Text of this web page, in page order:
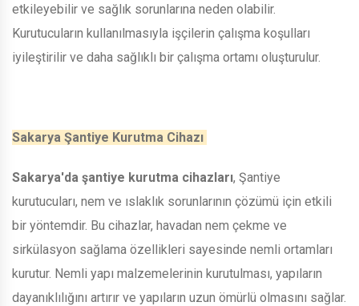
etkileyebilir ve sağlık sorunlarına neden olabilir.
Kurutucuların kullanılmasıyla işçilerin çalışma koşulları
iyileştirilir ve daha sağlıklı bir çalışma ortamı oluşturulur.
Sakarya Şantiye Kurutma Cihazı
Sakarya'da şantiye kurutma cihazları, Şantiye
kurutucuları, nem ve ıslaklık sorunlarının çözümü için etkili
bir yöntemdir. Bu cihazlar, havadan nem çekme ve
sirkülasyon sağlama özellikleri sayesinde nemli ortamları
kurutur. Nemli yapı malzemelerinin kurutulması, yapıların
dayanıklılığını artırır ve yapıların uzun ömürlü olmasını sağlar.